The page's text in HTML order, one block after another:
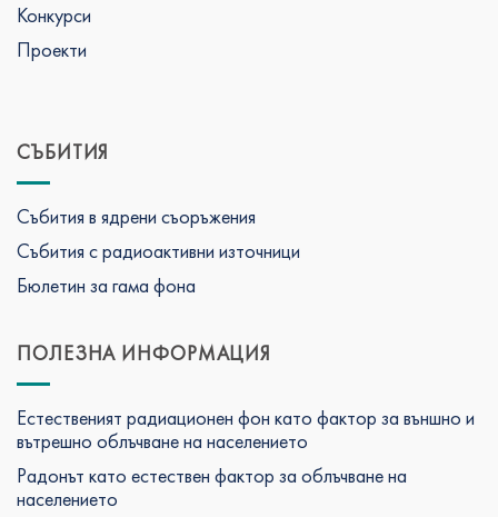
Конкурси
Проекти
СЪБИТИЯ
Събития в ядрени съоръжения
Събития с радиоактивни източници
Бюлетин за гама фона
ПОЛЕЗНА ИНФОРМАЦИЯ
Естественият радиационен фон като фактор за външно и
вътрешно облъчване на населението
Радонът като естествен фактор за облъчване на
населението